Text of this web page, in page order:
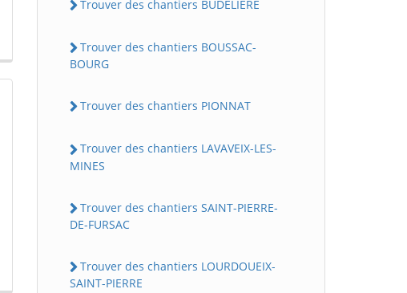
Trouver des chantiers BUDELIERE
Trouver des chantiers BOUSSAC-
BOURG
Trouver des chantiers PIONNAT
Trouver des chantiers LAVAVEIX-LES-
MINES
Trouver des chantiers SAINT-PIERRE-
DE-FURSAC
Trouver des chantiers LOURDOUEIX-
SAINT-PIERRE